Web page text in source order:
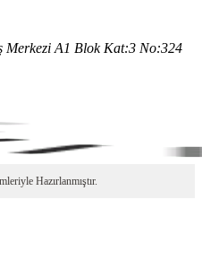
Merkezi A1 Blok Kat:3 No:324
Hazırlanmıştır.